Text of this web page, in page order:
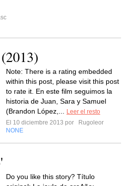
Note: There is a rating embedded
within this post, please visit this post
to rate it. En este film seguimos la
historia de Juan, Sara y Samuel
(Brandon López,...
Leer el resto
El 10 diciembre 2013 por
Rugoleor
NONE
Do you like this story? Título